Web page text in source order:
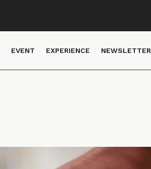
EVENT EXPERIENCE NEWSLETTER